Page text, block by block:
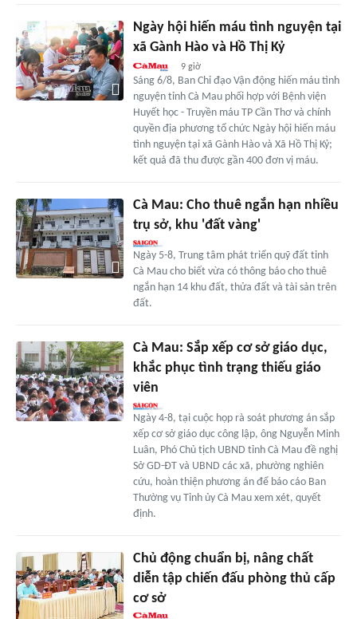
Ngày hội hiến máu tình nguyện tại
xã Gành Hào và Hồ Thị Kỷ
9 giờ
Sáng 6/8, Ban Chỉ đạo Vận động hiến máu tình
nguyện tỉnh Cà Mau phối hợp với Bệnh viện
Huyết học - Truyền máu TP Cần Thơ và chính
quyền địa phương tổ chức Ngày hội hiến máu
tình nguyện tại xã Gành Hào và Xã Hồ Thị Kỷ;
kết quả đã thu được gần 400 đơn vị máu.
Cà Mau: Cho thuê ngắn hạn nhiều
trụ sở, khu 'đất vàng'
Ngày 5-8, Trung tâm phát triển quỹ đất tỉnh
Cà Mau cho biết vừa có thông báo cho thuê
ngắn hạn 14 khu đất, thửa đất và tài sản trên
đất.
Cà Mau: Sắp xếp cơ sở giáo dục,
khắc phục tình trạng thiếu giáo
viên
Ngày 4-8, tại cuộc họp rà soát phương án sắp
xếp cơ sở giáo dục công lập, ông Nguyễn Minh
Luân, Phó Chủ tịch UBND tỉnh Cà Mau đề nghị
Sở GD-ĐT và UBND các xã, phường nghiên
cứu, hoàn thiện phương án để báo cáo Ban
Thường vụ Tỉnh ủy Cà Mau xem xét, quyết
định.
Chủ động chuẩn bị, nâng chất
diễn tập chiến đấu phòng thủ cấp
cơ sở